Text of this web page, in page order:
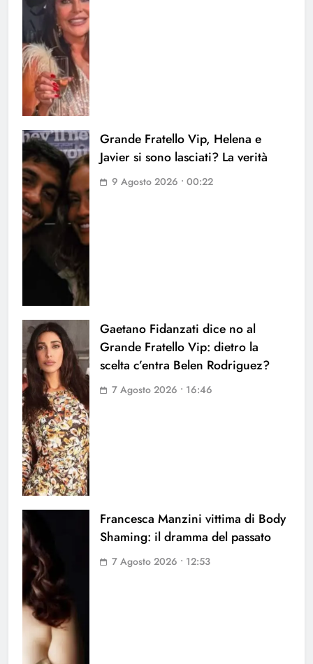
Grande Fratello Vip, Helena e
Javier si sono lasciati? La verità
9 Agosto 2026 • 00:22
Gaetano Fidanzati dice no al
Grande Fratello Vip: dietro la
scelta c’entra Belen Rodriguez?
7 Agosto 2026 • 16:46
Francesca Manzini vittima di Body
Shaming: il dramma del passato
7 Agosto 2026 • 12:53